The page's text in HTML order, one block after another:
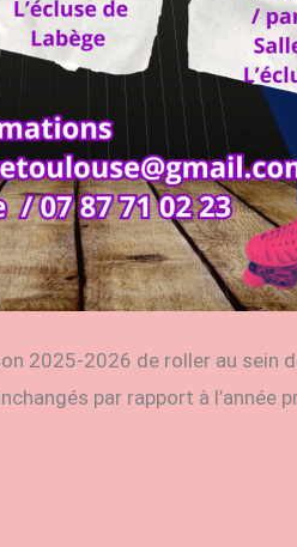
2025-2026 de roller au sein
par rapport à l’année